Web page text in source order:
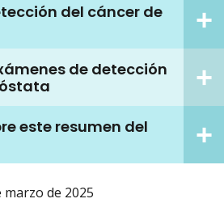
del cáncer de
de detección
este resumen del
marzo de 2025